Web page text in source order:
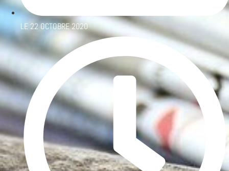
LE22 OCTOBRE 2020